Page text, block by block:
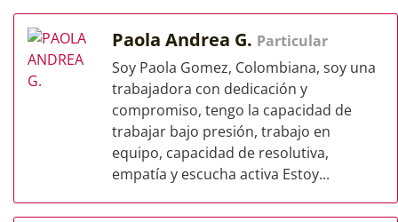
Paola Andrea G. Particular
Soy Paola Gomez, Colombiana, soy una
trabajadora con dedicación y
compromiso, tengo la capacidad de
trabajar bajo presión, trabajo en
equipo, capacidad de resolutiva,
empatía y escucha activa Estoy...